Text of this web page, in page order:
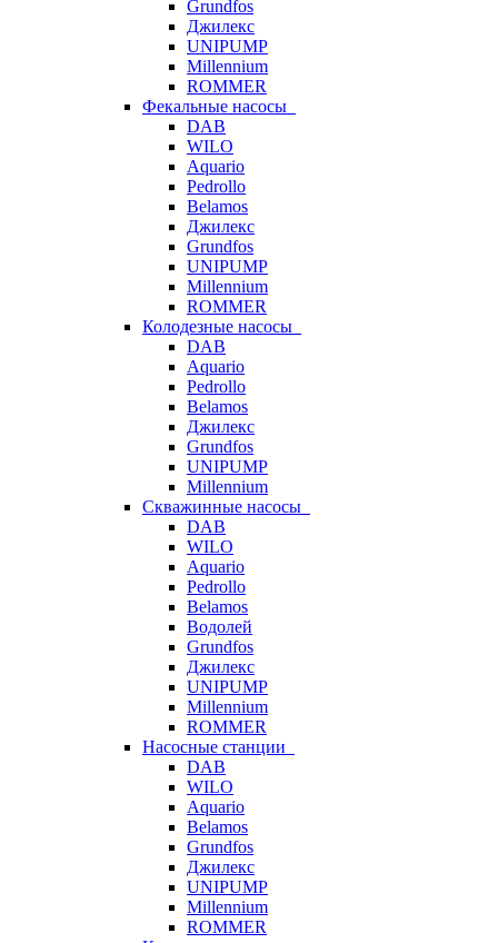
Grundfos
Джилекс
UNIPUMP
Millennium
ROMMER
Фекальные насосы
DAB
WILO
Aquario
Pedrollo
Belamos
Джилекс
Grundfos
UNIPUMP
Millennium
ROMMER
Колодезные насосы
DAB
Aquario
Pedrollo
Belamos
Джилекс
Grundfos
UNIPUMP
Millennium
Скважинные насосы
DAB
WILO
Aquario
Pedrollo
Belamos
Водолей
Grundfos
Джилекс
UNIPUMP
Millennium
ROMMER
Насосные станции
DAB
WILO
Aquario
Belamos
Grundfos
Джилекс
UNIPUMP
Millennium
ROMMER